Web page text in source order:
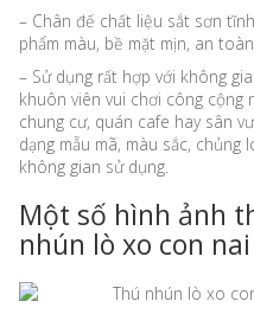
– Chân đế chất liệu sắt sơn
phẩm màu, bề mặt mịn, an
– Sử dụng rất hợp với không
khuôn viên vui chơi công
chung cư, quán cafe hay sân
dạng mẫu mã, màu sắc,
không gian sử dụng.
Một số hình ảnh
nhún lò xo con